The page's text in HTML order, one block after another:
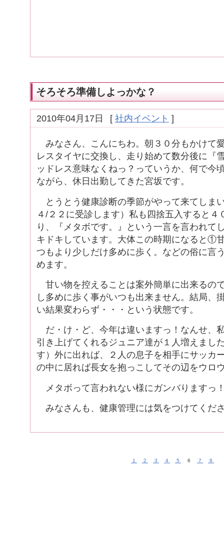
そろそろ準備しよっかな？
2010年04月17日 [ 社内イベント ]
みなさん、こんにちわ。朝３０分もかけて
レスタイヤに交換し、走り始めて数分後に『
ッドレス意味なくねっ？っていうか、何で今
ながら、休日出勤してきた宮坂です。
とうとう健康診断の季節がやって来てしま
４/２２に受診します）私も四捨五入すると４
り、『メタボです。』という一言を言われて
キドキしています。大体この時期になると①
つもより少しだけ多めに歩く。などの俗に言
めます。
甘い物を控えることは案外簡単に出来るの
し多めに歩く事がいつも出来ません。結局、
い結果変わらず・・・という状態です。
だ・け・ど、今年は違いますっ！なんせ、
引き上げてくれるジュニア達が１人増えまし
す）外に出れば、２人の息子を相手にサッカ
の中に居れば長女を抱っこしてその辺をウロ
メタボって言われない様にガンバりますっ
みなさんも、健康管理には気をつけてくだ
1 2 3 4 5 6 7 8